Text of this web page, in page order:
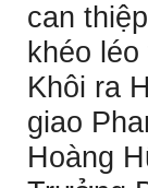
can
khéo
Khôi ra
giao
Hoàng